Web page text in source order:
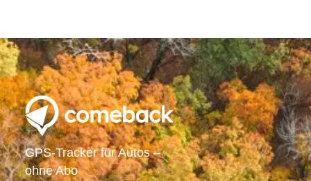
GPS-Tracker für Autos –
ohne Abo